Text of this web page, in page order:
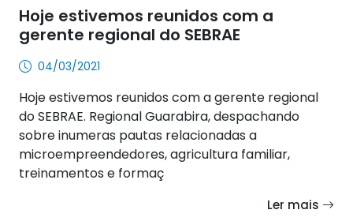
Hoje estivemos reunidos com a
gerente regional do SEBRAE
04/03/2021
Hoje estivemos reunidos com a gerente regional
do SEBRAE. Regional Guarabira, despachando
sobre inumeras pautas relacionadas a
microempreendedores, agricultura familiar,
treinamentos e formaç
Ler mais